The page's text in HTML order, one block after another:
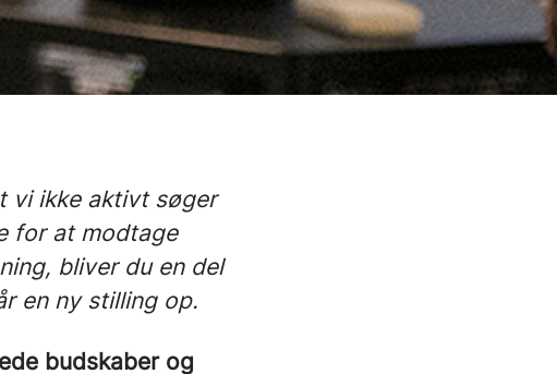
vi ikke aktivt søger
for at modtage
bliver du en del
en ny stilling op.
budskaber og